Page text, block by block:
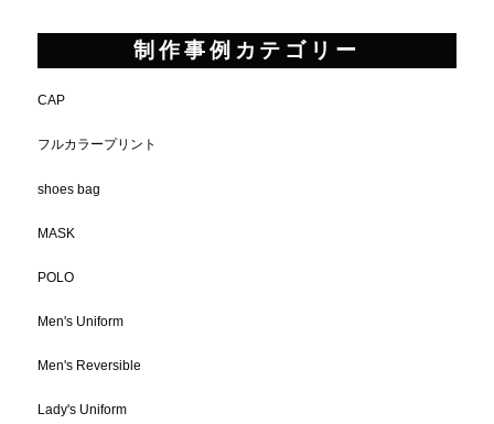
制作事例カテゴリー
CAP
フルカラープリント
shoes bag
MASK
POLO
Men's Uniform
Men's Reversible
Lady's Uniform